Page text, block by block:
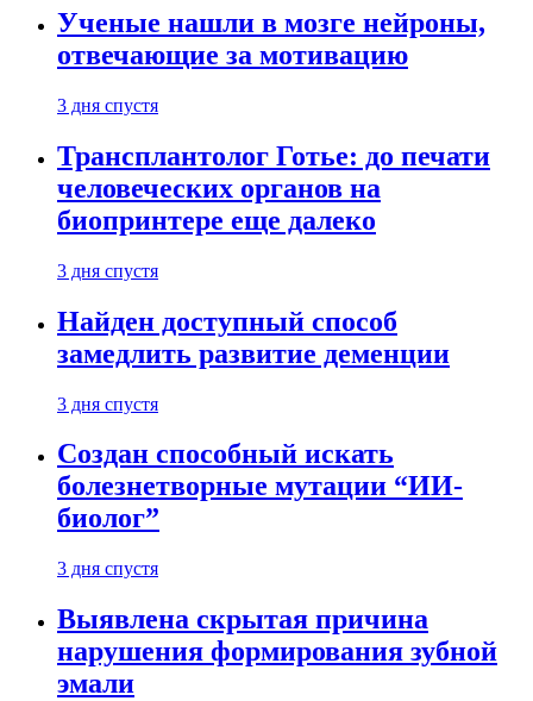
Ученые нашли в мозге нейроны,
отвечающие за мотивацию
3 дня спустя
Трансплантолог Готье: до печати
человеческих органов на
биопринтере еще далеко
3 дня спустя
Найден доступный способ
замедлить развитие деменции
3 дня спустя
Создан способный искать
болезнетворные мутации “ИИ-
биолог”
3 дня спустя
Выявлена скрытая причина
нарушения формирования зубной
эмали